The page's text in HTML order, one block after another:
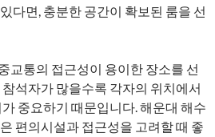
다면, 충분한 공간이 확보된 룸을 선
교통의 접근성이 용이한 장소를 선
석자가 많을수록 각자의 위치에서
중요하기 때문입니다. 해운대 해수
편의시설과 접근성을 고려할 때 좋